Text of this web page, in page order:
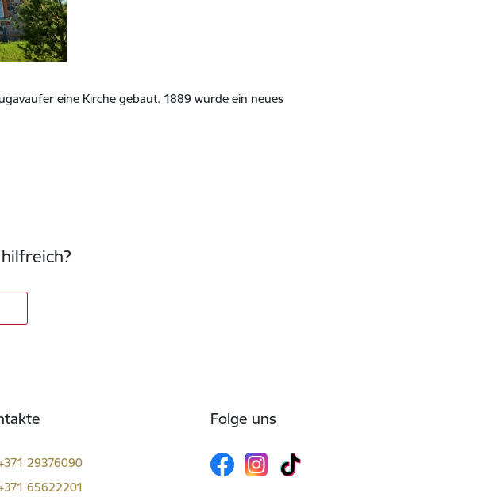
eine Kirche gebaut. 1889 wurde ein neues
29376090
65622201
Folge uns